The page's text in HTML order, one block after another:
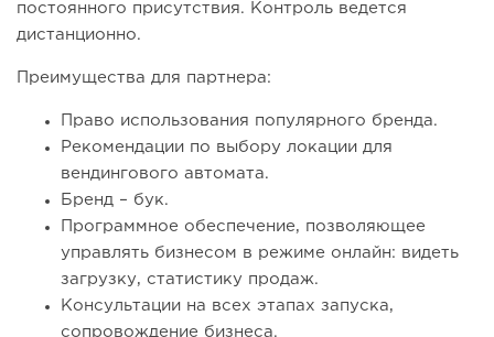
постоянного присутствия. Контроль ведется
дистанционно.
Преимущества для партнера:
Право использования популярного бренда.
Рекомендации по выбору локации для
вендингового автомата.
Бренд – бук.
Программное обеспечение, позволяющее
управлять бизнесом в режиме онлайн: видеть
загрузку, статистику продаж.
Консультации на всех этапах запуска,
сопровождение бизнеса.